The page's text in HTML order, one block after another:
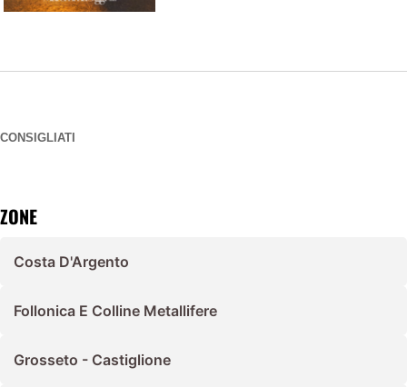
CONSIGLIATI
ZONE
Costa D'Argento
Follonica E Colline Metallifere
Grosseto - Castiglione